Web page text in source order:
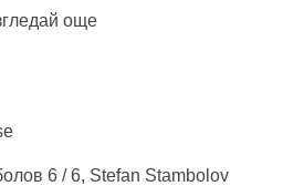
още
6 / 6, Stefan Stambolov